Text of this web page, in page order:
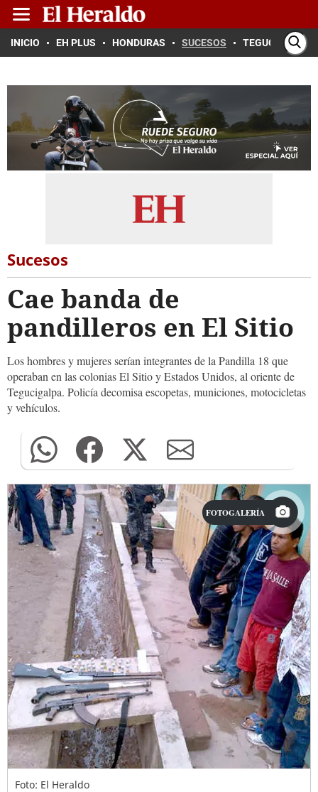
INICIO EH PLUS HONDURAS SUCESOS TEGUCIGALPA
Sucesos
Cae banda de
pandilleros en El Sitio
Los hombres y mujeres serían integrantes de la Pandilla 18 que
operaban en las colonias El Sitio y Estados Unidos, al oriente de
Tegucigalpa. Policía decomisa escopetas, municiones, motocicletas
y vehículos.
FOTOGALERÍA
Foto: El Heraldo